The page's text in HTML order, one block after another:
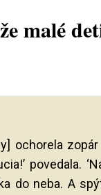
malé
ochorela
povedala.
do neba. A